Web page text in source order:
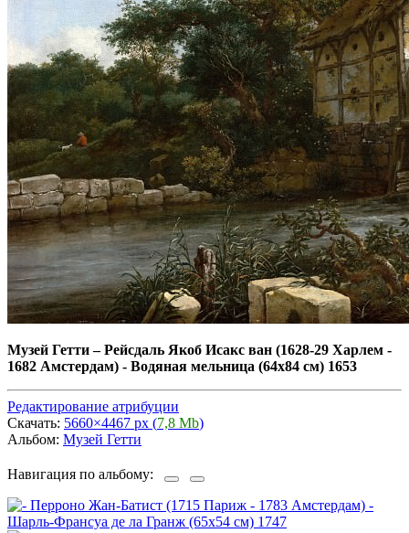
Музей Гетти–Рейсдаль Якоб Исакс ван (1628-29 Харлем -
1682 Амстердам) - Водяная мельница (64х84 см) 1653
Редактирование атрибуции
Скачать: 5660×4467 px (7,8 Mb)
Альбом: Музей Гетти
Навигация по альбому: